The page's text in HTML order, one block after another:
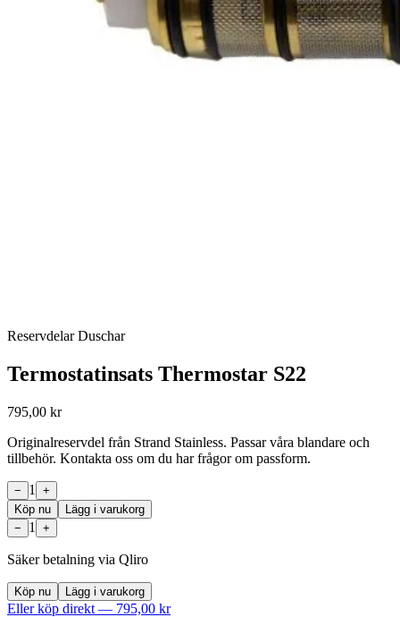
Reservdelar Duschar
Termostatinsats Thermostar S22
795,00 kr
Originalreservdel från Strand Stainless. Passar våra blandare och
tillbehör. Kontakta oss om du har frågor om passform.
− 1
+
Köp nu
Lägg i varukorg
−
1 +
Säker betalning via Qliro
Köp nu Lägg i varukorg
Eller köp direkt — 795,00 kr